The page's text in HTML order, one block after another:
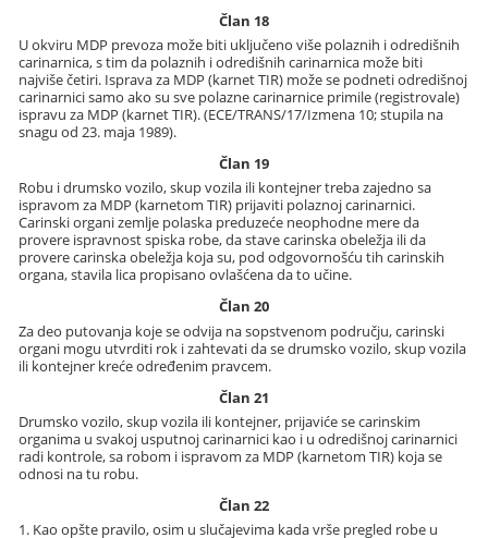
Član 18
U okviru MDP prevoza može biti uključeno više polaznih i odredišnih
carinarnica, s tim da polaznih i odredišnih carinarnica može biti
najviše četiri. Isprava za MDP (karnet TIR) može se podneti odredišnoj
carinarnici samo ako su sve polazne carinarnice primile (registrovale)
ispravu za MDP (karnet TIR). (ECE/TRANS/17/Izmena 10; stupila na
snagu od 23. maja 1989).
Član 19
Robu i drumsko vozilo, skup vozila ili kontejner treba zajedno sa
ispravom za MDP (karnetom TIR) prijaviti polaznoj carinarnici.
Carinski organi zemlje polaska preduzeće neophodne mere da
provere ispravnost spiska robe, da stave carinska obeležja ili da
provere carinska obeležja koja su, pod odgovornošću tih carinskih
organa, stavila lica propisano ovlašćena da to učine.
Član 20
Za deo putovanja koje se odvija na sopstvenom području, carinski
organi mogu utvrditi rok i zahtevati da se drumsko vozilo, skup vozila
ili kontejner kreće određenim pravcem.
Član 21
Drumsko vozilo, skup vozila ili kontejner, prijaviće se carinskim
organima u svakoj usputnoj carinarnici kao i u odredišnoj carinarnici
radi kontrole, sa robom i ispravom za MDP (karnetom TIR) koja se
odnosi na tu robu.
Član 22
1. Kao opšte pravilo, osim u slučajevima kada vrše pregled robe u